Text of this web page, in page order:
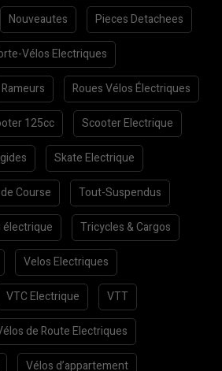
Nouveautes Pieces Detachees
Vélos Electriques
Rameurs Roues Vélos Électriques
125cc Scooter Electrique
Skate Electrique
Course Tout-Suspendus
Tricycles & Cargos
Velos Electriques
VTC Electrique VTT
de Route Electriques
Vélos d’appartement